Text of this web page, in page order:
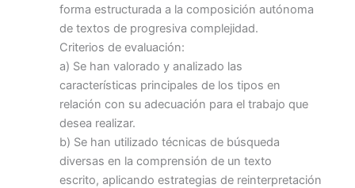
forma estructurada a la composición autónoma
de textos de progresiva complejidad.
Criterios de evaluación:
a) Se han valorado y analizado las
características principales de los tipos en
relación con su adecuación para el trabajo que
desea realizar.
b) Se han utilizado técnicas de búsqueda
diversas en la comprensión de un texto
escrito, aplicando estrategias de reinterpretación